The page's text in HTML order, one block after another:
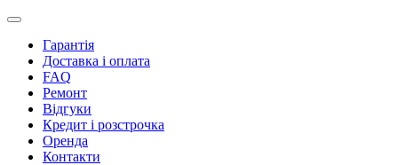
Гарантія
Доставка і оплата
FAQ
Ремонт
Відгуки
Кредит і розстрочка
Оренда
Контакти